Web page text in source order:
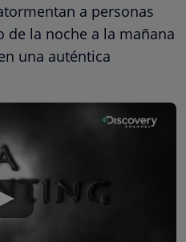
a personas
de la noche a la mañana
una auténtica